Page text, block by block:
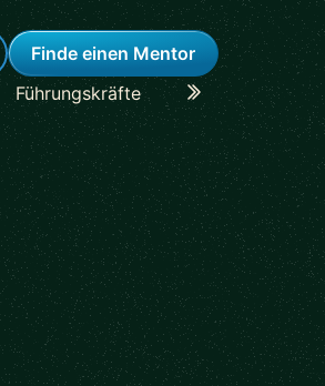
Finde einen Mentor
Führungskräfte Karriere-Coaches